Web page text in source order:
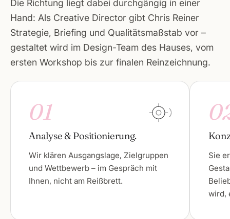
Die Richtung liegt dabei durchgängig in einer
Hand: Als Creative Director gibt Chris Reiner
Strategie, Briefing und Qualitätsmaßstab vor –
gestaltet wird im Design-Team des Hauses, vom
ersten Workshop bis zur finalen Reinzeichnung.
01
Analyse & Positionierung.
Wir klären Ausgangslage, Zielgruppen
und Wettbewerb – im Gespräch mit
Ihnen, nicht am Reißbrett.
Sie
wird,